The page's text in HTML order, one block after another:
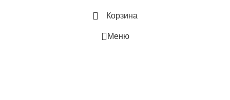
МАКС. РАСХОД ВОЗДУХА БРЕНД
Корзина
Меню